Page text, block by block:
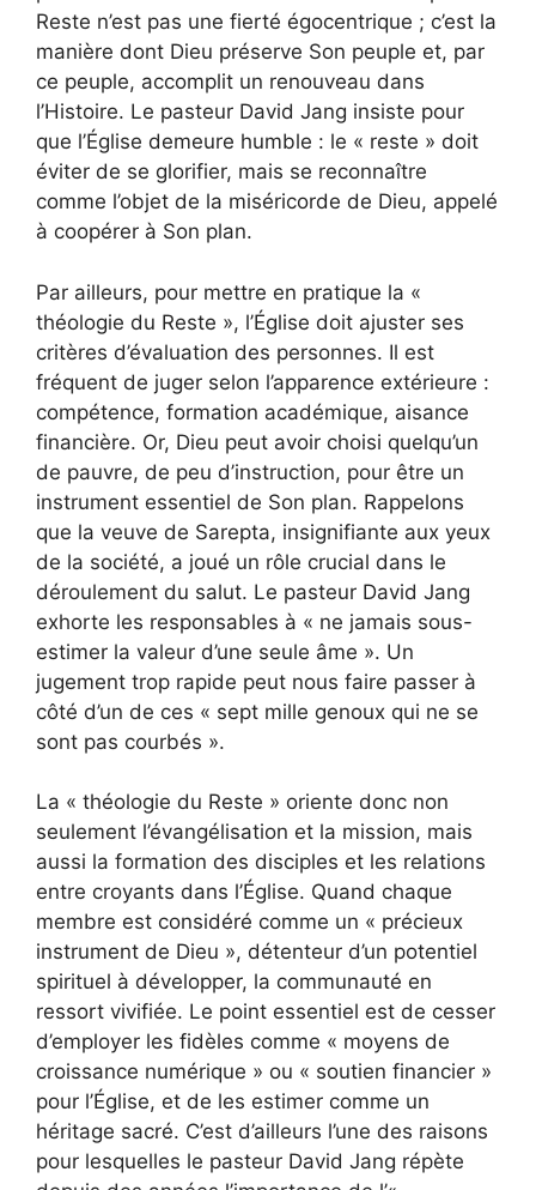
Reste n’est pas une fierté égocentrique ; c’est la
manière dont Dieu préserve Son peuple et, par
ce peuple, accomplit un renouveau dans
l’Histoire. Le pasteur David Jang insiste pour
que l’Église demeure humble : le « reste » doit
éviter de se glorifier, mais se reconnaître
comme l’objet de la miséricorde de Dieu, appelé
à coopérer à Son plan.
Par ailleurs, pour mettre en pratique la «
théologie du Reste », l’Église doit ajuster ses
critères d’évaluation des personnes. Il est
fréquent de juger selon l’apparence extérieure :
compétence, formation académique, aisance
financière. Or, Dieu peut avoir choisi quelqu’un
de pauvre, de peu d’instruction, pour être un
instrument essentiel de Son plan. Rappelons
que la veuve de Sarepta, insignifiante aux yeux
de la société, a joué un rôle crucial dans le
déroulement du salut. Le pasteur David Jang
exhorte les responsables à « ne jamais sous-
estimer la valeur d’une seule âme ». Un
jugement trop rapide peut nous faire passer à
côté d’un de ces « sept mille genoux qui ne se
sont pas courbés ».
La « théologie du Reste » oriente donc non
seulement l’évangélisation et la mission, mais
aussi la formation des disciples et les relations
entre croyants dans l’Église. Quand chaque
membre est considéré comme un « précieux
instrument de Dieu », détenteur d’un potentiel
spirituel à développer, la communauté en
ressort vivifiée. Le point essentiel est de cesser
d’employer les fidèles comme « moyens de
croissance numérique » ou « soutien financier »
pour l’Église, et de les estimer comme un
héritage sacré. C’est d’ailleurs l’une des raisons
pour lesquelles le pasteur David Jang répète